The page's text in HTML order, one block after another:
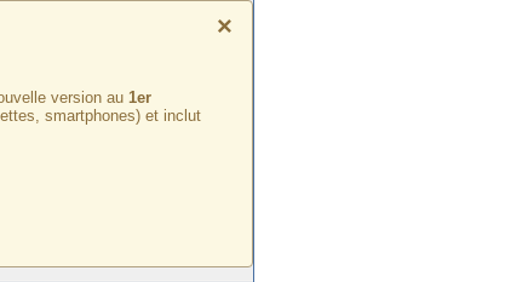
×
version au 1er
smartphones) et inclut